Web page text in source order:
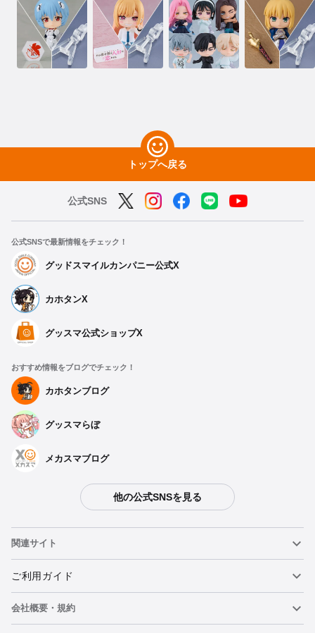
ホログラムステッカーセット 中島敦
2025年09月発売・お1人様3点まで
ホログラムステッカーセット 太宰治
予約期間：2025年06月30日~2025年07月30日まで
予約期間：2025年06月30日~2025年07月30日まで
2025年09月発売・お1人様3点まで
トップへ戻る
公式SNS
公式SNSで最新情報をチェック！
グッドスマイルカンパニー公式X
カホタンX
グッスマ公式ショップX
おすすめ情報をブログでチェック！
カホタンブログ
グッスマらぼ
メカスマブログ
他の公式SNSを見る
関連サイト
ねんどろいど
ねんどろいどフェイスメーカー
ご利用ガイド
重要なお知らせ
会社概要・規約